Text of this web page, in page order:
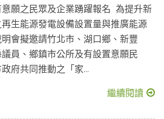
願之民眾及企業踴躍報名 為提升新
生能源發電設備設置量與推廣能源
會擬邀請竹北市、湖口鄉、新豐
員、鄉鎮市公所及有設置意願民
府共同推動之「家...
繼續閱讀